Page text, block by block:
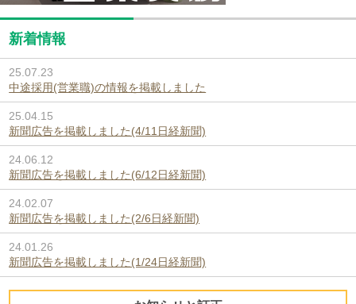
新着情報
25.07.23
中途採用(営業職)の情報を掲載しました
25.04.15
新聞広告を掲載しました(4/11日経新聞)
24.06.12
新聞広告を掲載しました(6/12日経新聞)
24.02.07
新聞広告を掲載しました(2/6日経新聞)
24.01.26
新聞広告を掲載しました(1/24日経新聞)